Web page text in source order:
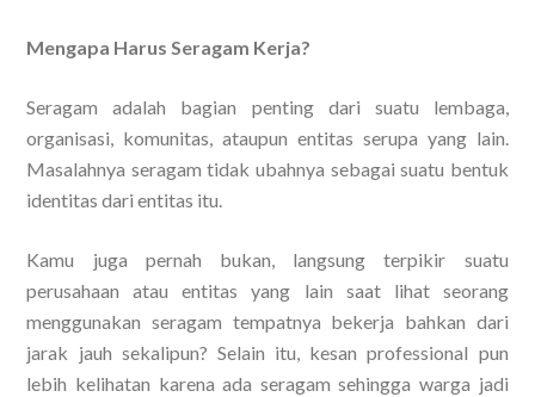
Mengapa Harus Seragam Kerja?
Seragam adalah bagian penting dari suatu lembaga,
organisasi, komunitas, ataupun entitas serupa yang lain.
Masalahnya seragam tidak ubahnya sebagai suatu bentuk
identitas dari entitas itu.
Kamu juga pernah bukan, langsung terpikir suatu
perusahaan atau entitas yang lain saat lihat seorang
menggunakan seragam tempatnya bekerja bahkan dari
jarak jauh sekalipun? Selain itu, kesan professional pun
lebih kelihatan karena ada seragam sehingga warga jadi